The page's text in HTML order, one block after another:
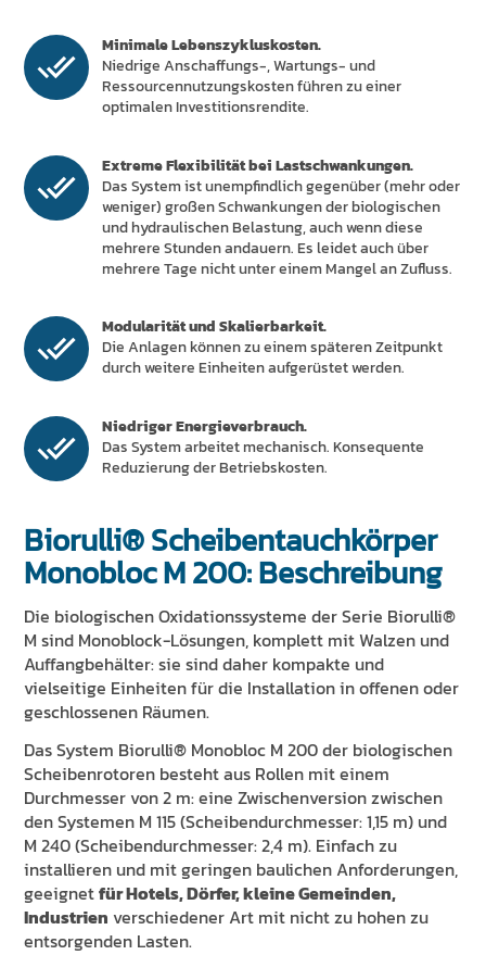
Minimale Lebenszykluskosten.
Niedrige Anschaffungs-, Wartungs- und
Ressourcennutzungskosten führen zu einer
optimalen Investitionsrendite.
Extreme Flexibilität bei Lastschwankungen.
Das System ist unempfindlich gegenüber (mehr oder
weniger) großen Schwankungen der biologischen
und hydraulischen Belastung, auch wenn diese
mehrere Stunden andauern. Es leidet auch über
mehrere Tage nicht unter einem Mangel an Zufluss.
Modularität und Skalierbarkeit.
Die Anlagen können zu einem späteren Zeitpunkt
durch weitere Einheiten aufgerüstet werden.
Niedriger Energieverbrauch.
Das System arbeitet mechanisch. Konsequente
Reduzierung der Betriebskosten.
Biorulli® Scheibentauchkörper
Monobloc M 200: Beschreibung
Die biologischen Oxidationssysteme der Serie Biorulli®
M sind Monoblock-Lösungen, komplett mit Walzen und
Auffangbehälter: sie sind daher kompakte und
vielseitige Einheiten für die Installation in offenen oder
geschlossenen Räumen.
Das System Biorulli® Monobloc M 200 der biologischen
Scheibenrotoren besteht aus Rollen mit einem
Durchmesser von 2 m: eine Zwischenversion zwischen
den Systemen M 115 (Scheibendurchmesser: 1,15 m) und
M 240 (Scheibendurchmesser: 2,4 m). Einfach zu
installieren und mit geringen baulichen Anforderungen,
geeignetfür Hotels, Dörfer, kleine Gemeinden,
Industrien verschiedener Art mit nicht zu hohen zu
entsorgenden Lasten.